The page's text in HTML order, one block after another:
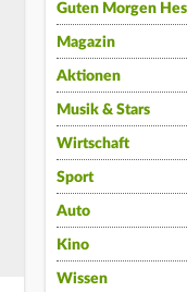
Guten Morgen
Magazin
Aktionen
Musik & Stars
Wirtschaft
Sport
Auto
Kino
Wissen